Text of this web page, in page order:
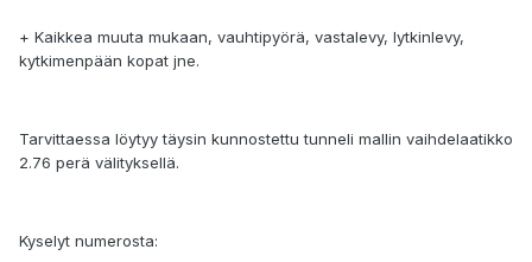
+ Kaikkea muuta mukaan, vauhtipyörä, vastalevy, lytkinlevy,
kytkimenpään kopat jne.
Tarvittaessa löytyy täysin kunnostettu tunneli mallin vaihdelaatikko
2.76 perä välityksellä.
Kyselyt numerosta: